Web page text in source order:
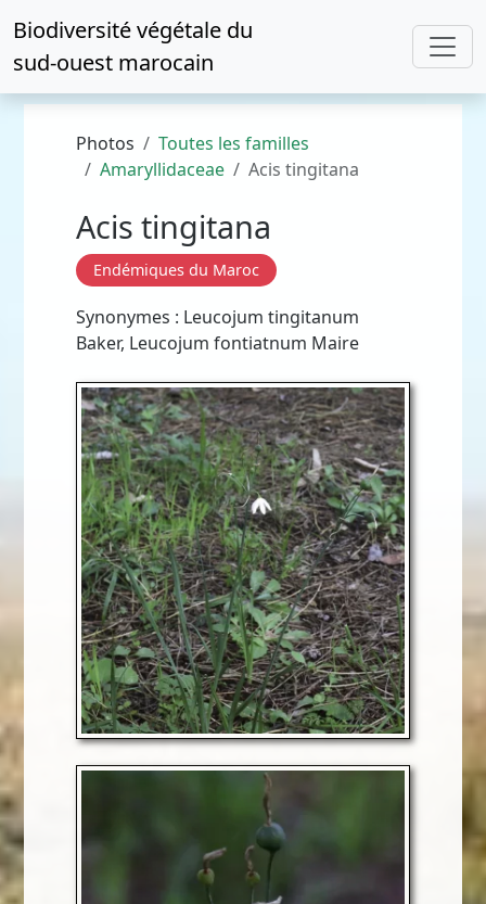
Biodiversité végétale du
sud-ouest marocain
Photos
Toutes les familles
Amaryllidaceae
Acis tingitana
Acis tingitana
Endémiques du Maroc
Synonymes : Leucojum tingitanum
Baker, Leucojum fontiatnum Maire